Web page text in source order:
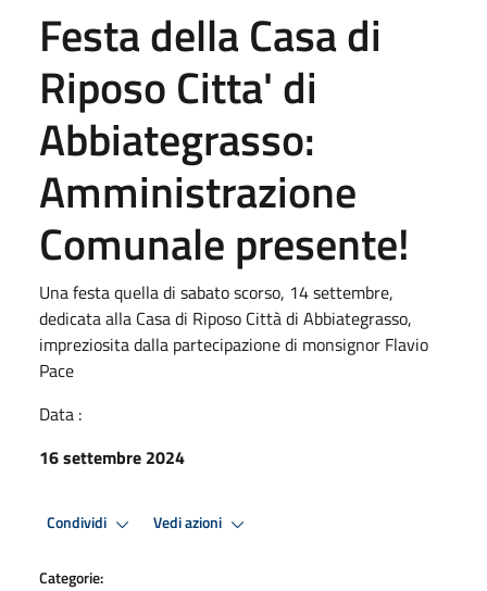
Festa della Casa di
Riposo Citta' di
Abbiategrasso:
Amministrazione
Comunale presente!
Una festa quella di sabato scorso, 14 settembre,
dedicata alla Casa di Riposo Città di Abbiategrasso,
impreziosita dalla partecipazione di monsignor Flavio
Pace
Data :
16 settembre 2024
Condividi Vedi azioni
Categorie: